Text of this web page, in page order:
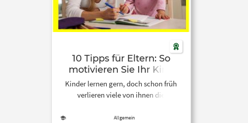
10 Tipps für Eltern: So
motivieren Sie Ihr Kind
zum Lernen – Lerne mit
scoyo!
Kinder lernen gern, doch schon früh
verlieren viele von ihnen die
Tipps, wie Sie Ihre Kinder zum Lernen
Allgemein